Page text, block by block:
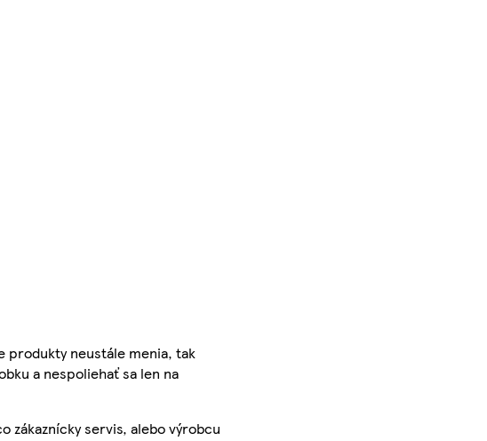
produkty neustále menia, tak
a nespoliehať sa len na
zákaznícky servis, alebo výrobcu